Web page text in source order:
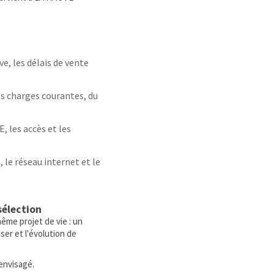
les délais de vente
courantes, du
les accès et les
le réseau internet et le
projet de vie : un
et l'évolution de